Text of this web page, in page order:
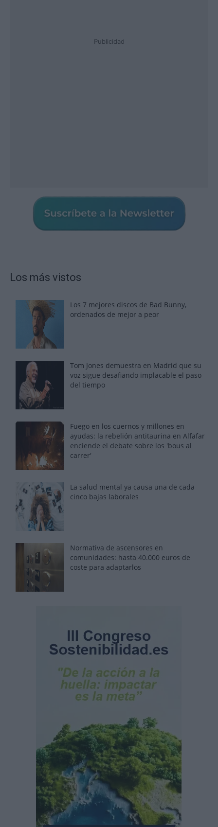
Publicidad
Los más vistos
Los 7 mejores discos de Bad Bunny,
ordenados de mejor a peor
Tom Jones demuestra en Madrid que su
voz sigue desafiando implacable el paso
del tiempo
Fuego en los cuernos y millones en
ayudas: la rebelión antitaurina en Alfafar
enciende el debate sobre los 'bous al
carrer'
La salud mental ya causa una de cada
cinco bajas laborales
Normativa de ascensores en
comunidades: hasta 40.000 euros de
coste para adaptarlos